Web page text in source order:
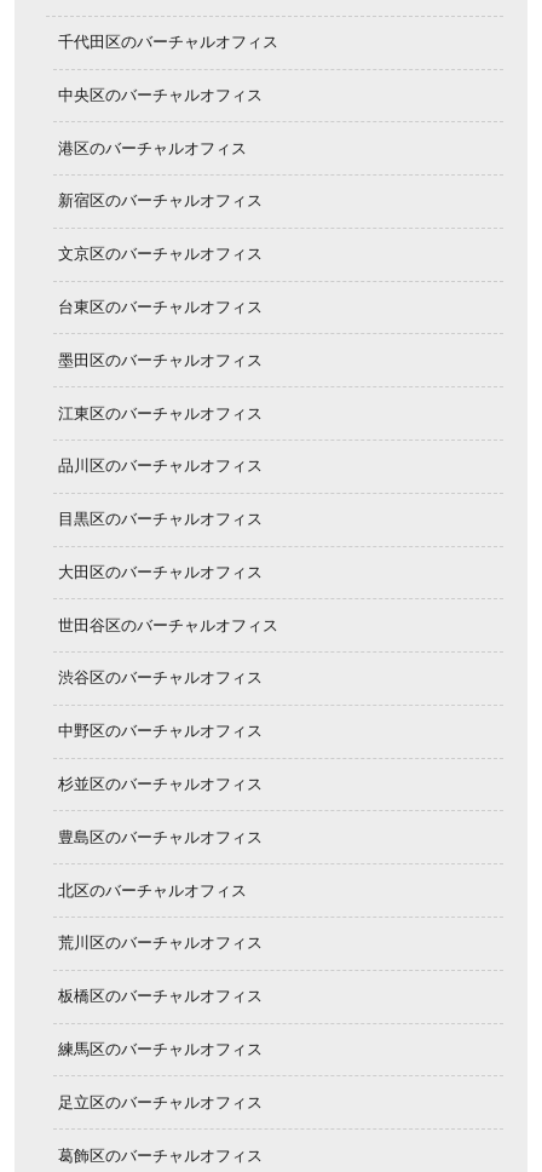
千代田区のバーチャルオフィス
中央区のバーチャルオフィス
港区のバーチャルオフィス
新宿区のバーチャルオフィス
文京区のバーチャルオフィス
台東区のバーチャルオフィス
墨田区のバーチャルオフィス
江東区のバーチャルオフィス
品川区のバーチャルオフィス
目黒区のバーチャルオフィス
大田区のバーチャルオフィス
世田谷区のバーチャルオフィス
渋谷区のバーチャルオフィス
中野区のバーチャルオフィス
杉並区のバーチャルオフィス
豊島区のバーチャルオフィス
北区のバーチャルオフィス
荒川区のバーチャルオフィス
板橋区のバーチャルオフィス
練馬区のバーチャルオフィス
足立区のバーチャルオフィス
葛飾区のバーチャルオフィス